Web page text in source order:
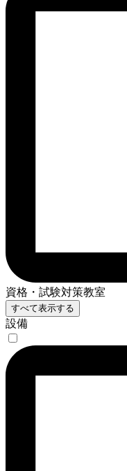
資格・試験対策教室
すべて表示する
設備